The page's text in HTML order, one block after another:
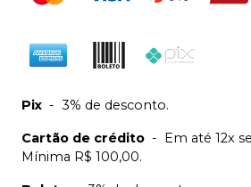
Pix - 3% de desconto.
Cartão de crédito - Em até 12x
Mínima R$ 100,00.